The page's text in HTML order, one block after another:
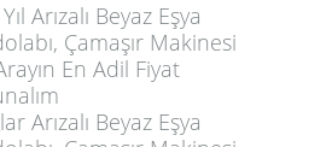
Arızalı Beyaz Eşya
Çamaşır Makinesi
En Adil Fiyat
Arızalı Beyaz Eşya